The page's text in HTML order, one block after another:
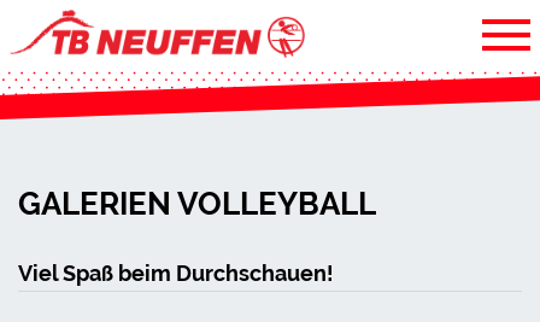
GALERIEN VOLLEYBALL
Viel Spaß beim Durchschauen!